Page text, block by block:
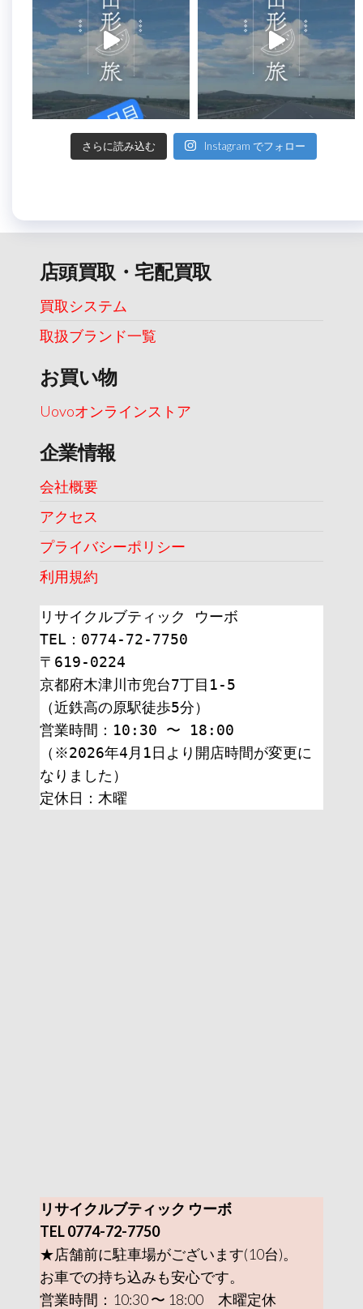
さらに読み込む Instagram でフォロー
店頭買取・宅配買取
買取システム
取扱ブランド一覧
お買い物
Uovoオンラインストア
企業情報
会社概要
アクセス
プライバシーポリシー
利用規約
リサイクルブティック ウーボ
TEL：0774-72-7750
〒619-0224
京都府木津川市兜台7丁目1-5
（近鉄高の原駅徒歩5分）
営業時間：10:30 〜 18:00
（※2026年4月1日より開店時間が変更に
なりました）
定休日：木曜
リサイクルブティック ウーボ
TEL 0774-72-7750
★店舗前に駐車場がございます(10台)。
お車での持ち込みも安心です。
営業時間：10:30 〜 18:00 木曜定休